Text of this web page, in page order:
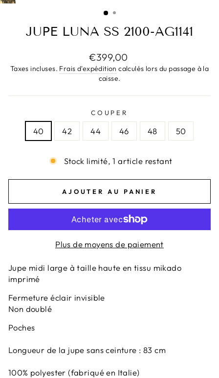
JUPE LUNA SS 2100-AG1141
Prix
régulier
€399,00
Taxes incluses. Frais d'expédition calculés lors du passage à la
caisse.
COUPER
40 42 44 46 48 50
Stock limité, 1 article restant
AJOUTER AU PANIER
Plus de moyens de paiement
Jupe midi large à taille haute en tissu mikado
imprimé
Fermeture éclair invisible
Non doublé
Poches
Longueur de la jupe sans ceinture : 83 cm
100% polyester (fabriqué en Italie)